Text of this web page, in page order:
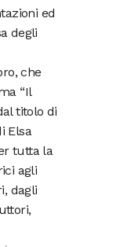
ed
degli
che
“Il
titolo di
Elsa
tutta la
agli
dagli